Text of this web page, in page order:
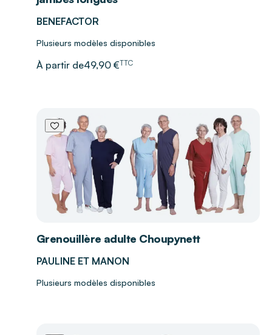
BENEFACTOR
Plusieurs modèles disponibles
À partir de49,90 €TTC
Grenouillère adulte Choupynett
PAULINE ET MANON
Plusieurs modèles disponibles